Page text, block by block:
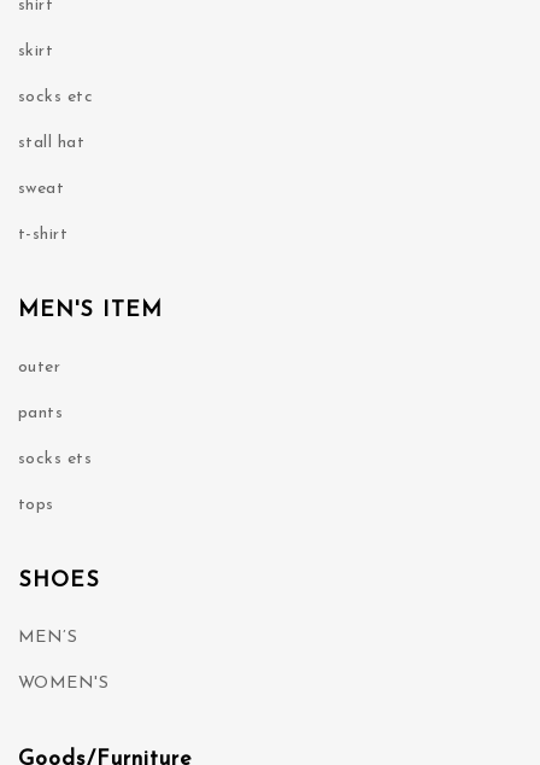
shirt
skirt
socks etc
stall hat
sweat
t-shirt
MEN'S ITEM
outer
pants
socks ets
tops
SHOES
MEN’S
WOMEN'S
Goods/Furniture